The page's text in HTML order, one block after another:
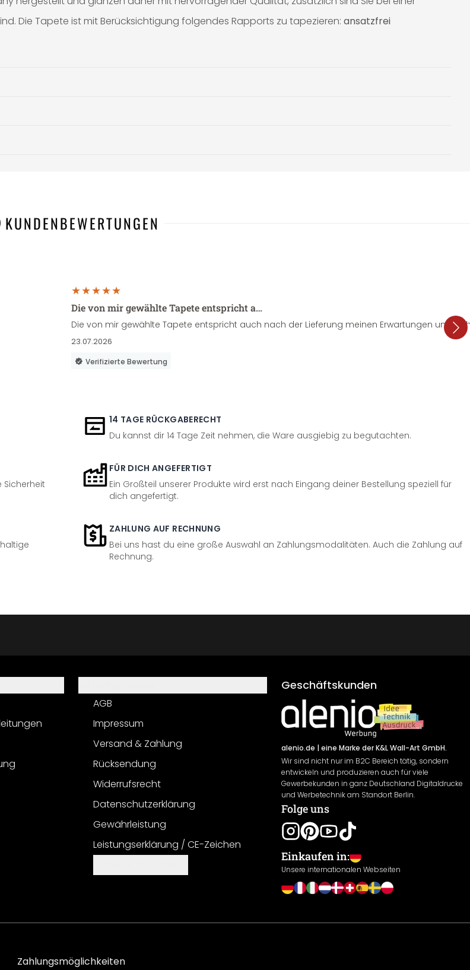
Die Tapete ist mit Berücksichtigung folgendes Rapports zu tapezieren: ansatzfrei
KUNDENBEWERTUNGEN
Die von mir gewählte Tapete entspricht a…
Die von mir gewählte Tapete entspricht auch nach der Lieferung meinen Erwartungen und
23.07.2026
Verifizierte Bewertung
14 TAGE RÜCKGABERECHT
Du kannst dir 14 Tage Zeit nehmen, die Ware ausgiebig zu begutachten.
Sicherheit
FÜR DICH ANGEFERTIGT
Ein Großteil unserer Produkte wird erst nach Eingang deiner Bestellung speziell für
dich angefertigt.
ZAHLUNG AUF RECHNUNG
Bei uns hast du eine große Auswahl an Zahlungsmodalitäten. Auch die Zahlung auf
Rechnung.
AGB
Impressum
Versand & Zahlung
Rücksendung
Widerrufsrecht
Datenschutzerklärung
Gewährleistung
Leistungserklärung / CE-Zeichen
Geschäftskunden
alenio.de | eine Marke der K&L Wall-Art GmbH.
Wir sind nicht nur im B2C Bereich tätig, sondern
entwickeln und produzieren auch für viele
Gewerbekunden in ganz Deutschland Digitaldrucke
und Werbetechnik am Standort Berlin.
Folge uns
Einkaufen in:
Unsere internationalen Webseiten
Zahlungsmöglichkeiten